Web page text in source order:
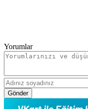
Yorumlar
Gönder